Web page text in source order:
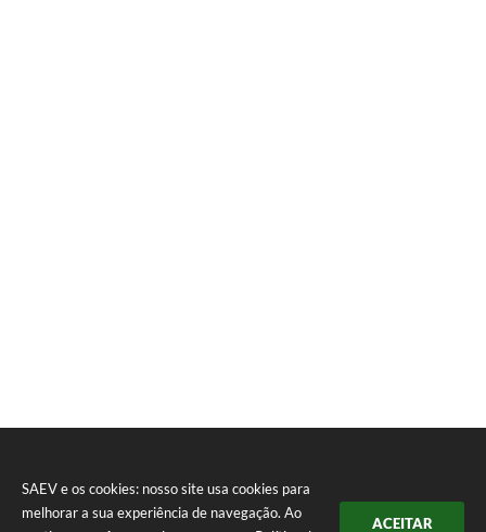
SAEV e os cookies: nosso site usa cookies para
melhorar a sua experiência de navegação. Ao
ACEITAR